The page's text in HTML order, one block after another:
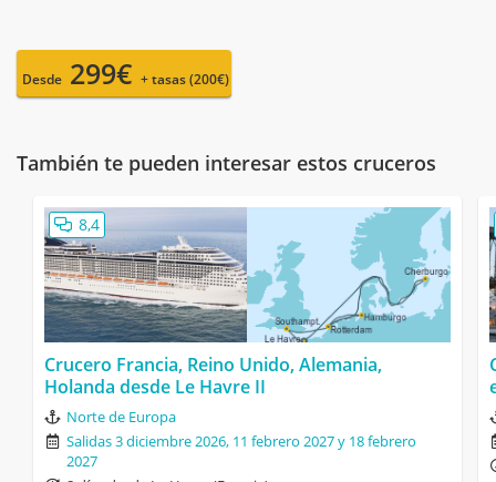
Desde 299€ + tasas (200€)
También te pueden interesar estos cruceros
8,4
Crucero Francia, Reino Unido, Alemania,
Holanda desde Le Havre II
Norte de Europa
Salidas 3 diciembre 2026, 11 febrero 2027 y 18 febrero
2027